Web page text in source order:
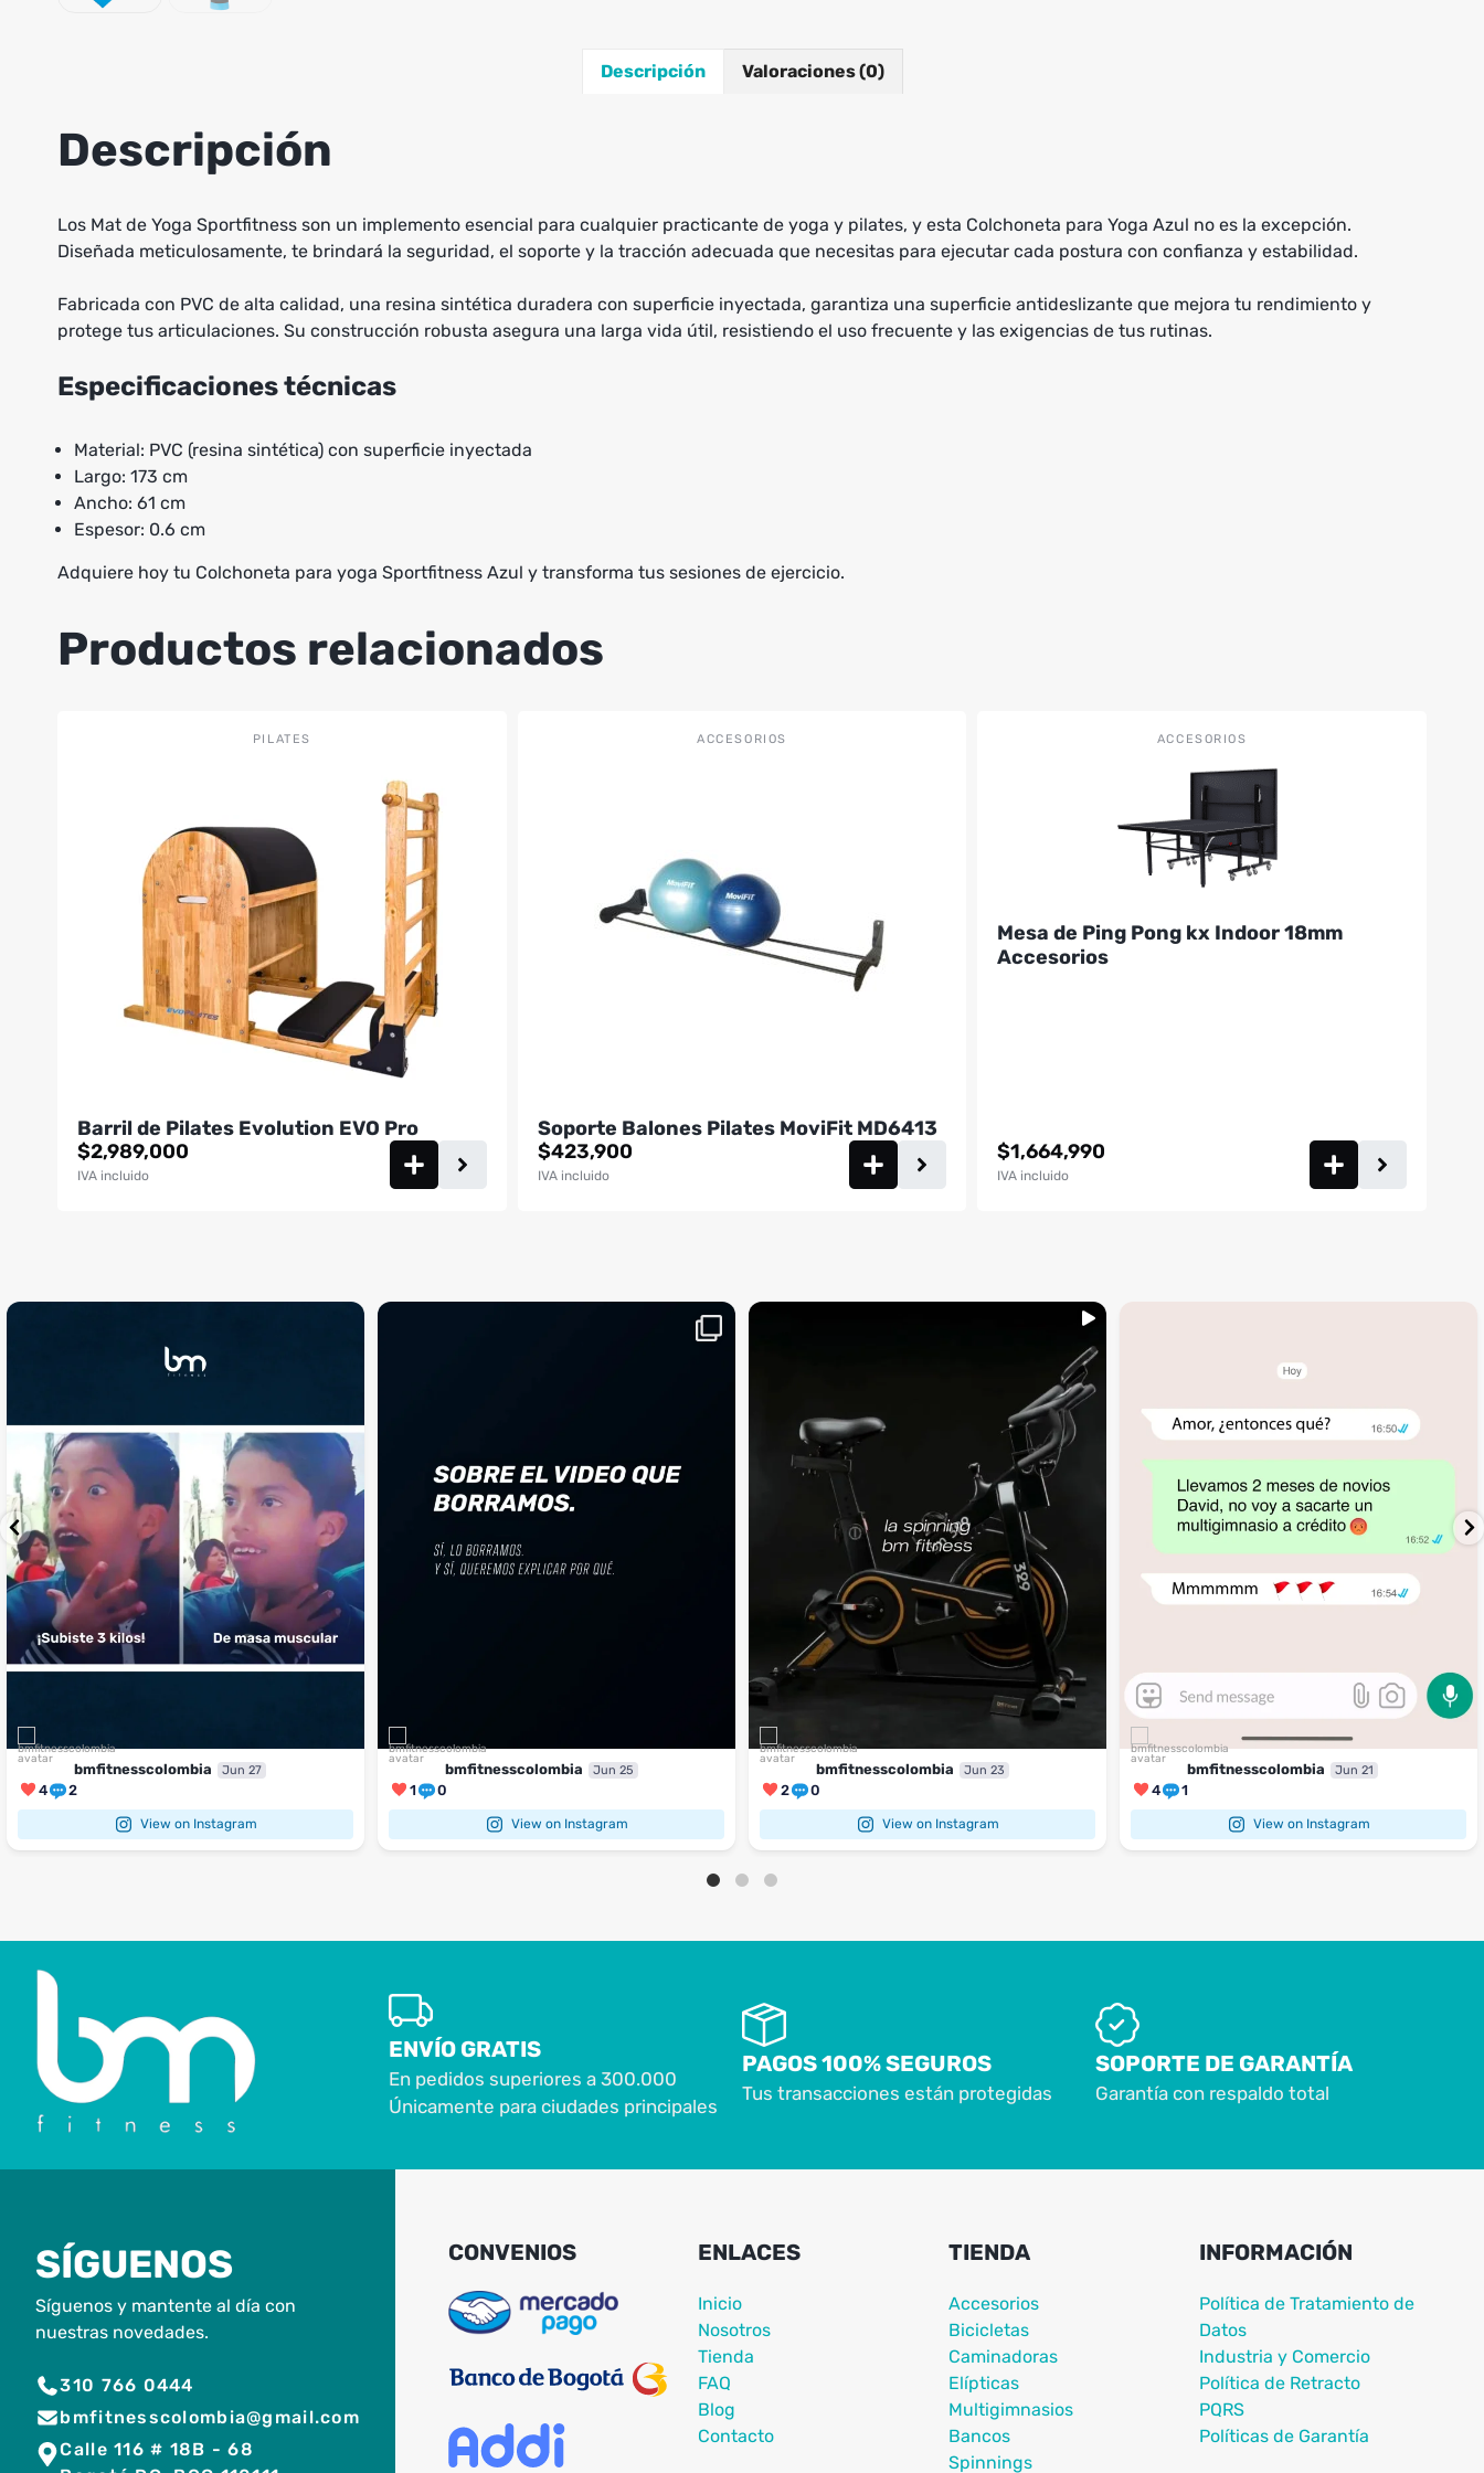
Descripción Valoraciones (0)
Descripción
Los Mat de Yoga Sportfitness son un implemento esencial para cualquier practicante de yoga y pilates, y esta Colchoneta para Yoga Azul no es la excepción.
Diseñada meticulosamente, te brindará la seguridad, el soporte y la tracción adecuada que necesitas para ejecutar cada postura con confianza y estabilidad.
Fabricada con PVC de alta calidad, una resina sintética duradera con superficie inyectada, garantiza una superficie antideslizante que mejora tu rendimiento y
protege tus articulaciones. Su construcción robusta asegura una larga vida útil, resistiendo el uso frecuente y las exigencias de tus rutinas.
Especificaciones técnicas
Material: PVC (resina sintética) con superficie inyectada
Largo: 173 cm
Ancho: 61 cm
Espesor: 0.6 cm
Adquiere hoy tu Colchoneta para yoga Sportfitness Azul y transforma tus sesiones de ejercicio.
Productos relacionados
PILATES
Barril de Pilates Evolution EVO Pro
$2,989,000
IVA incluido
ACCESORIOS
Soporte Balones Pilates MoviFit MD6413
$423,900
IVA incluido
ACCESORIOS
Mesa de Ping Pong kx Indoor 18mm
Accesorios
$1,664,990
IVA incluido
bmfitnesscolombia Jun 27
4 2
View on Instagram
bmfitnesscolombia Jun 25
1 0
View on Instagram
bmfitnesscolombia Jun 23
2 0
View on Instagram
bmfitnesscolombia Jun 21
4 1
View on Instagram
ENVÍO GRATIS
En pedidos superiores a 300.000
Únicamente para ciudades principales
PAGOS 100% SEGUROS
Tus transacciones están protegidas
SOPORTE DE GARANTÍA
Garantía con respaldo total
SÍGUENOS
Síguenos y mantente al día con
nuestras novedades.
310 766 0444
bmfitnesscolombia@gmail.com
Calle 116 # 18B - 68
CONVENIOS ENLACES
Inicio
Nosotros
Tienda
FAQ
Blog
Contacto
TIENDA
Accesorios
Bicicletas
Caminadoras
Elípticas
Multigimnasios
Bancos
Spinnings
INFORMACIÓN
Política de Tratamiento de
Datos
Industria y Comercio
Política de Retracto
PQRS
Políticas de Garantía